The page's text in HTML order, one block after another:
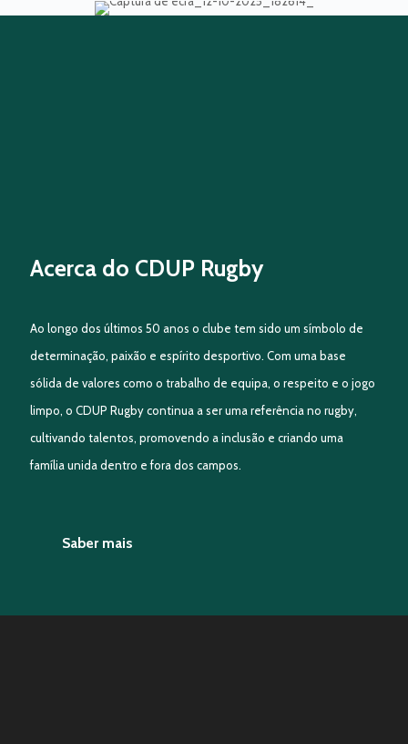
Acerca do CDUP Rugby
Ao longo dos últimos 50 anos o clube tem sido um símbolo de
determinação, paixão e espírito desportivo. Com uma base
sólida de valores como o trabalho de equipa, o respeito e o jogo
limpo, o CDUP Rugby continua a ser uma referência no rugby,
cultivando talentos, promovendo a inclusão e criando uma
família unida dentro e fora dos campos.
Saber mais